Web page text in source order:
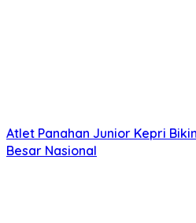
Atlet Panahan Junior Kepri
Besar Nasional